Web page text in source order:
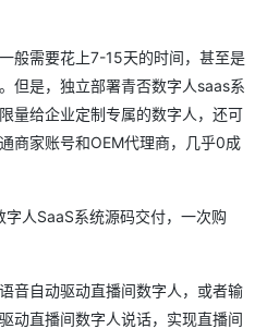
般需要花上7-15天的时间，甚至是
但是，独立部署青否数字人saas系
量给企业定制专属的数字人，还可
商家账号和OEM代理商，几乎0成
人SaaS系统源码交付，一次购
音自动驱动直播间数字人，或者输
动直播间数字人说话，实现直播间